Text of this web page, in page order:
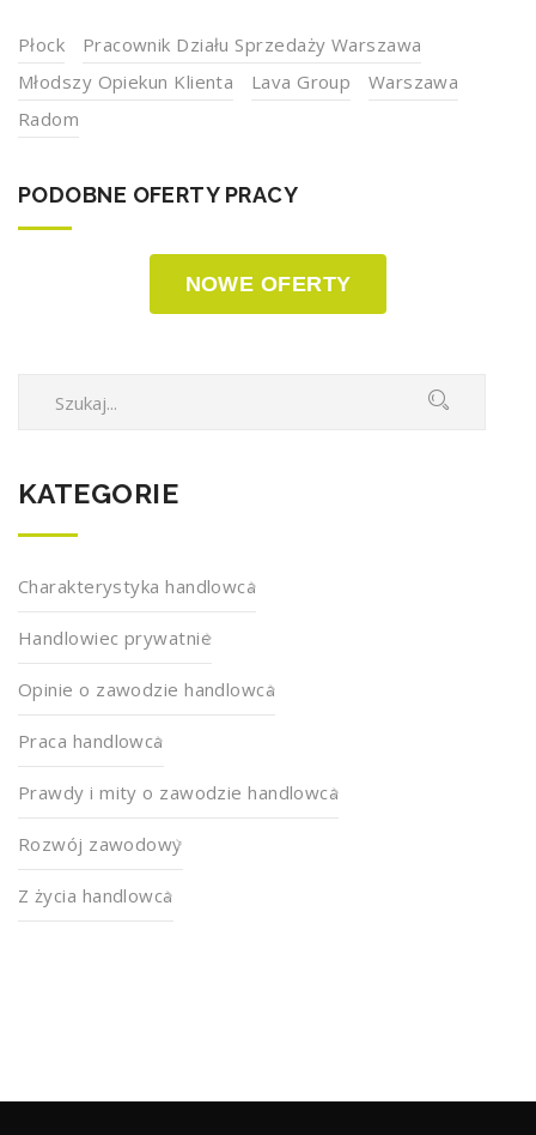
Płock
Pracownik Działu Sprzedaży Warszawa
Młodszy Opiekun Klienta
Lava Group
Warszawa
Radom
PODOBNE OFERTY PRACY
NOWE OFERTY
KATEGORIE
Charakterystyka handlowca
Handlowiec prywatnie
Opinie o zawodzie handlowca
Praca handlowca
Prawdy i mity o zawodzie handlowca
Rozwój zawodowy
Z życia handlowca